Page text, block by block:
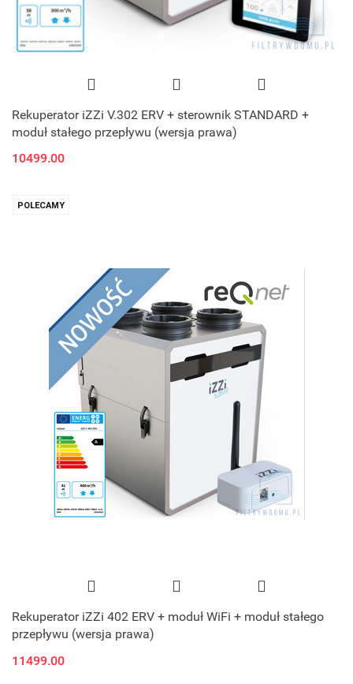
Rekuperator iZZi V.302 ERV + sterownik STANDARD +
moduł stałego przepływu (wersja prawa)
10499.00
POLECAMY
Rekuperator iZZi 402 ERV + moduł WiFi + moduł stałego
przepływu (wersja prawa)
11499.00